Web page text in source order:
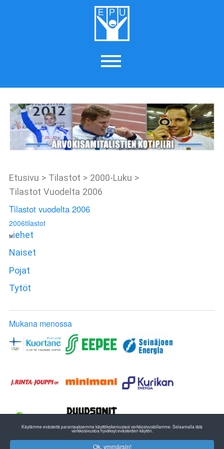
Etusivu > Tilastot > 2000-Luku >
Tilastot Vuodelta 2006
Tilastot vuodelta 2006
2006tilastot
M iehet
Naiset
Pojat
Tytöt
Mukana menossa
Käytämme evästeitä parantaaksemme käyttökokemustasi verkkosivustollamme. Selaamalla tätä
verkkosivustoa hyväksyt evästeiden käytön.
Ok, ymmärsin!